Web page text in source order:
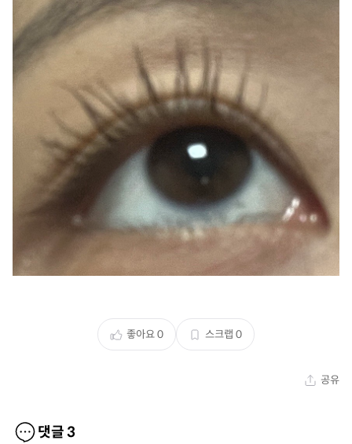
좋아요0 스크랩 0
공유
댓글3